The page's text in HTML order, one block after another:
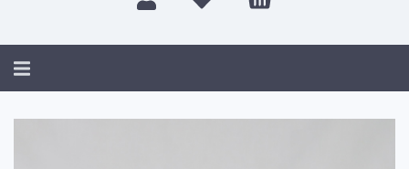
Alternar